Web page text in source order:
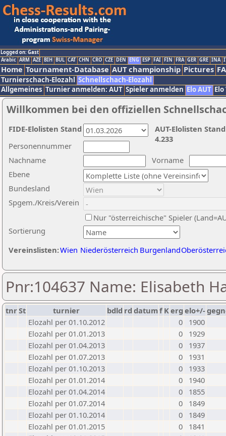
Logged on: Gast
Arabic ARM AZE BIH BUL CAT CHN CRO CZE DEN ENG ESP FAI FIN FRA GER GRE INA
Home Tournament-Database AUT championship Pictures
Turnierschach-Elozahl Schnellschach-Elozahl
Allgemeines Turnier anmelden: AUT Spieler anmelden Elo AUT
Willkommen bei den offiziellen
Nachname
Vorname
Ebene
Sortierung
Personennummer
Bundesland
Spgem./Kreis/Verein
Nur "österreichische" Spieler
Vereinslisten:Wien Niederösterreich Burgenland
AUT-Elolisten
4.233
FIDE-Elolisten Stand
Pnr:104637 Name: Elisabeth
tnrSt turnier bdld rd datumf Kerg elo+/-
Elozahl per 01.10.2012
0
1900
Elozahl per 01.01.2013
0
1929
Elozahl per 01.04.2013
0
1937
Elozahl per 01.07.2013
0
1931
Elozahl per 01.10.2013
0
1933
Elozahl per 01.01.2014
0
1940
Elozahl per 01.04.2014
0
1855
Elozahl per 01.07.2014
0
1849
Elozahl per 01.10.2014
0
1849
Elozahl per 01.01.2015
0
1841